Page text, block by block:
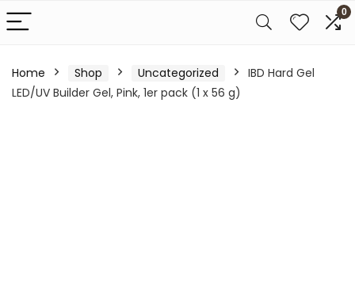
0
Home Shop Uncategorized
IBD Hard Gel
LED/UV Builder Gel, Pink, 1er pack (1 x 56 g)